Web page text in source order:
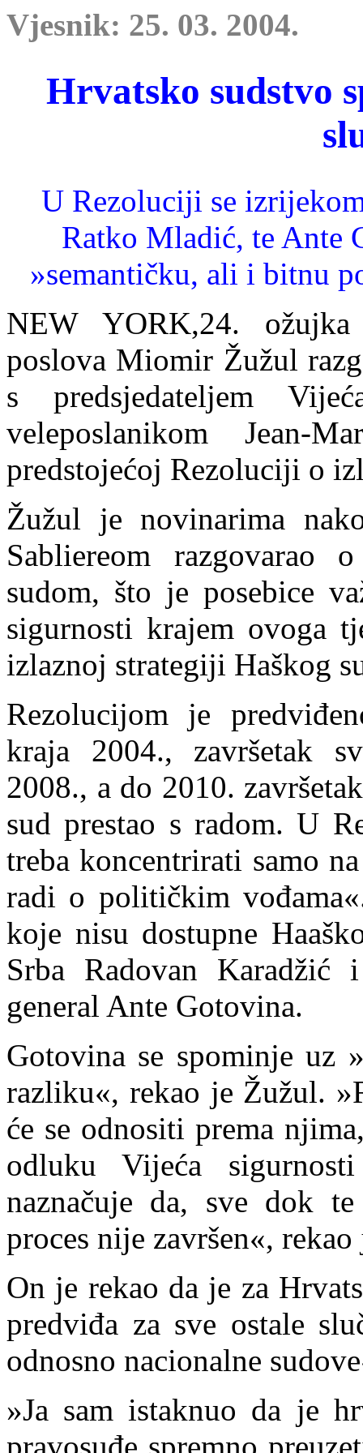
Vjesnik: 25. 03. 2004.
Hrvatsko sudstvo
U Rezoluciji se
Ratko Mladić, te Ante
»semantičku, ali i bitnu
NEW YORK,24.
poslova Miomir Žužul
s predsjedateljem
veleposlanikom Jean-
predstojećoj Rezoluciji o
Žužul je novinarima
Sabliereom razgovarao
sudom, što je posebice
sigurnosti krajem ovoga
izlaznoj strategiji Haškog
Rezolucijom je
kraja 2004., završetak
2008., a do 2010.
sud prestao s radom. U
treba koncentrirati samo
radi o političkim
koje nisu dostupne
Srba Radovan
general Ante Gotovina.
Gotovina se spominje uz
razliku«, rekao je Žužul.
će se odnositi prema
odluku Vijeća
naznačuje da, sve dok
proces nije završen«,
On je rekao da je za
predviđa za sve ostale
odnosno nacionalne
»Ja sam istaknuo da je